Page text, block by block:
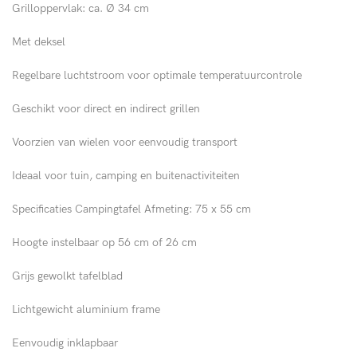
Grilloppervlak: ca. Ø 34 cm
Met deksel
Regelbare luchtstroom voor optimale temperatuurcontrole
Geschikt voor direct en indirect grillen
Voorzien van wielen voor eenvoudig transport
Ideaal voor tuin, camping en buitenactiviteiten
Specificaties Campingtafel Afmeting: 75 x 55 cm
Hoogte instelbaar op 56 cm of 26 cm
Grijs gewolkt tafelblad
Lichtgewicht aluminium frame
Eenvoudig inklapbaar